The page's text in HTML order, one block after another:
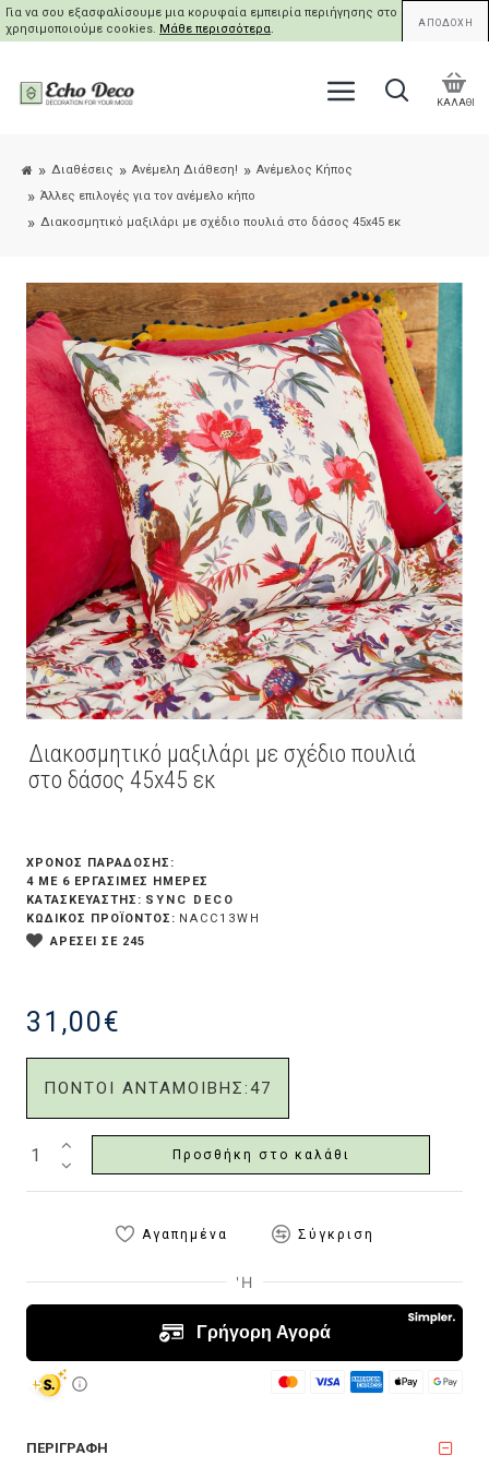
Για να σου εξασφαλίσουμε μια κορυφαία εμπειρία περιήγησης στο site μας,
χρησιμοποιούμε cookies. Μάθε περισσότερα. ΑΠΟΔΟΧΗ
ΚΑΛΑΘΙ
Διαθέσεις Ανέμελη Διάθεση!
Ανέμελος Κήπος
Άλλες επιλογές για τον ανέμελο κήπο
Διακοσμητικό μαξιλάρι με σχέδιο πουλιά στο δάσος 45x45 εκ
Διακοσμητικό μαξιλάρι με σχέδιο πουλιά
στο δάσος 45x45 εκ
31,00€
ΠΟΝΤΟΙ ΑΝΤΑΜΟΙΒΗΣ:47
ΧΡΟΝΟΣ ΠΑΡΑΔΟΣΗΣ:
4 ΜΕ 6 ΕΡΓΆΣΙΜΕΣ ΗΜΈΡΕΣ
ΚΑΤΑΣΚΕΥΑΣΤΗΣ: SYNC DECO
ΚΩΔΙΚΟΣ ΠΡΟΪΟΝΤΟΣ: NACC13WH
ΑΡΕΣΕΙ ΣΕ 245
Προσθήκη στο καλάθι
Αγαπημένα Σύγκριση
ΠΕΡΙΓΡΑΦΗ